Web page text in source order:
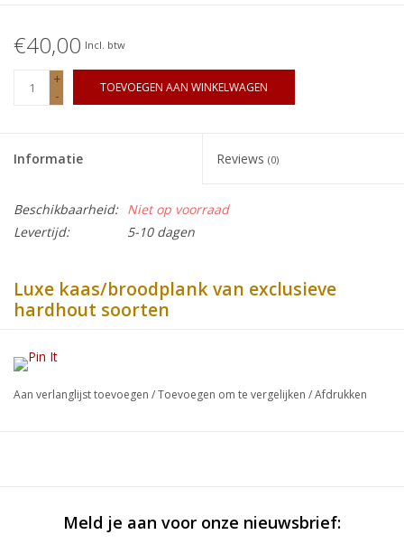
€40,00 Incl. btw
+
-
TOEVOEGEN AAN WINKELWAGEN
Informatie Reviews (0)
Beschikbaarheid: Niet op voorraad
Levertijd:
5-10 dagen
Luxe kaas/broodplank van exclusieve
hardhout soorten
houtbewerkers langshout noemen. Langshout betekent dat de
nerf van het hout in de richting van de broodplank liggen.
te hoog voor. Brood- en kaasplanken worden over het
Aan verlanglijst toevoegen /Toevoegen om te vergelijken /Afdrukken
Meld je aan voor onze nieuwsbrief: